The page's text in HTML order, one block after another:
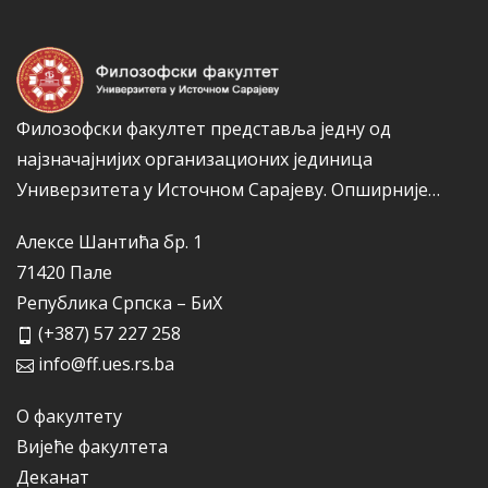
Филозофски факултет представља једну од
најзначајнијих организационих јединица
Универзитета у Источном Сарајеву. Опширније…
Алексе Шантића бр. 1
71420 Пале
Република Српска – БиХ
(+387) 57 227 258
info@ff.ues.rs.ba
О факултету
Вијеће факултета
Деканат